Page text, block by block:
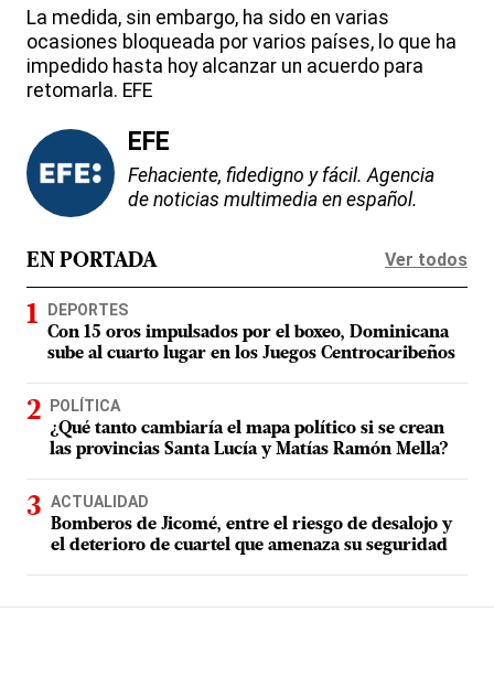
La medida, sin embargo, ha sido en varias
ocasiones bloqueada por varios países, lo que ha
impedido hasta hoy alcanzar un acuerdo para
retomarla. EFE
EFE
Fehaciente, fidedigno y fácil. Agencia
de noticias multimedia en español.
EN PORTADA Ver todos
DEPORTES
Con 15 oros impulsados por el boxeo, Dominicana
sube al cuarto lugar en los Juegos Centrocaribeños
POLÍTICA
¿Qué tanto cambiaría el mapa político si se crean
las provincias Santa Lucía y Matías Ramón Mella?
ACTUALIDAD
Bomberos de Jicomé, entre el riesgo de desalojo y
el deterioro de cuartel que amenaza su seguridad